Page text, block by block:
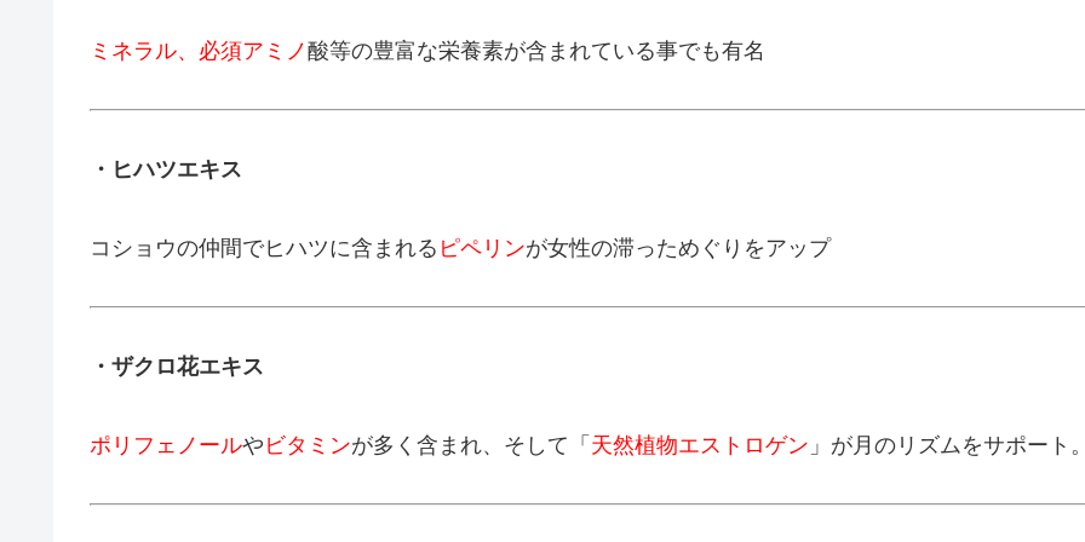
ミネラル、必須アミノ酸等の豊富な栄養素が含まれている事でも有名
・ヒハツエキス
コショウの仲間でヒハツに含まれる ピペリンが女性の滞っためぐりをアップ
・ザクロ花エキス
ポリフェノールや ビタミンが多く含まれ、そして「 天然植物エストロゲン 」が月のリズムをサポート